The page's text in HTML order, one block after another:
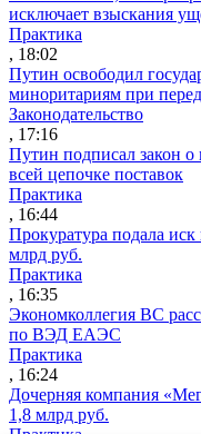
исключает взыскания
Практика
, 18:02
Путин освободил
миноритариям при
Законодательство
, 17:16
Путин подписал закон
всей цепочке поставок
Практика
, 16:44
Прокуратура подала
млрд руб.
Практика
, 16:35
Экономколлегия ВС
по ВЭД ЕАЭС
Практика
, 16:24
Дочерняя компания
1,8 млрд руб.